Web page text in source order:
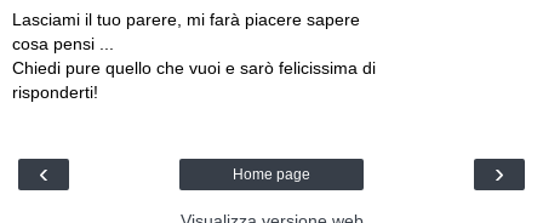
Lasciami il tuo parere, mi farà piacere sapere
cosa pensi ...
Chiedi pure quello che vuoi e sarò felicissima di
risponderti!
‹ ›
Home page